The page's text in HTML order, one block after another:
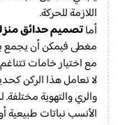
اللازمة للحركة.
أماتصميم حدائق
مغطى فيمكن أن يجمع
مع اختيار خامات
لا نعامل هذا الركن
والري والتهوية
الأنسب نباتات طبيعية